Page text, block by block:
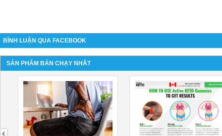
BÌNH LUẬN QUA FACEBOOK
SẢN PHẨM BÁN CHẠY NHẤT
next